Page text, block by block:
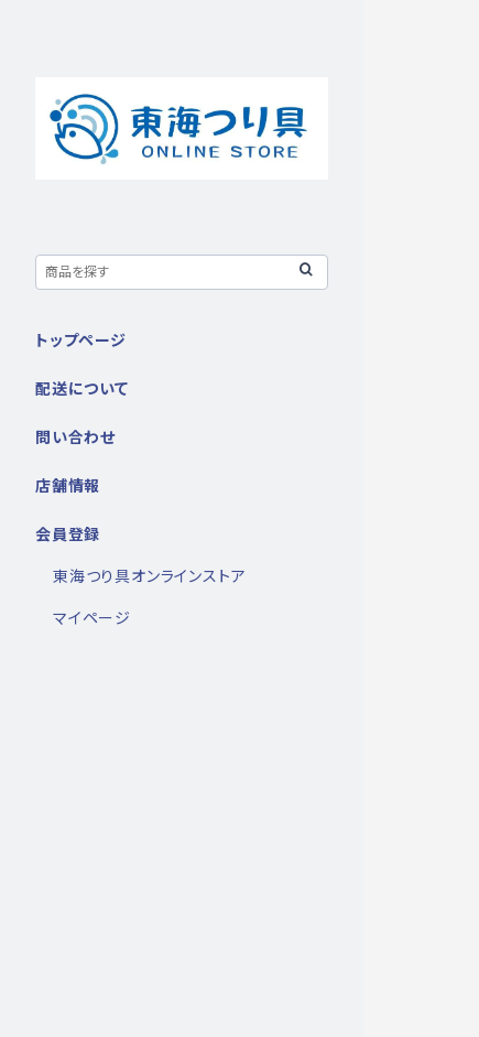
トップページ
配送について
問い合わせ
店舗情報
会員登録
東海つり具オンラインストア
マイページ